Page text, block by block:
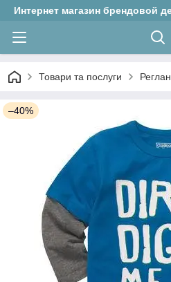
Интернет магазин брендовой
Товари та послуги
–40%